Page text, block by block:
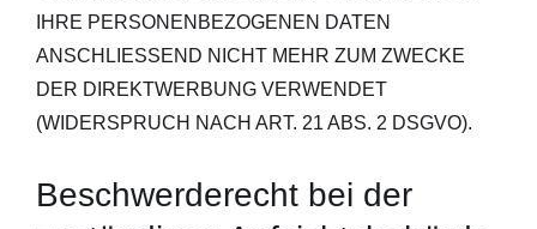
IHRE PERSONENBEZOGENEN DATEN
ANSCHLIESSEND NICHT MEHR ZUM ZWECKE
DER DIREKTWERBUNG VERWENDET
(WIDERSPRUCH NACH ART. 21 ABS. 2 DSGVO).
Beschwerde­recht bei der